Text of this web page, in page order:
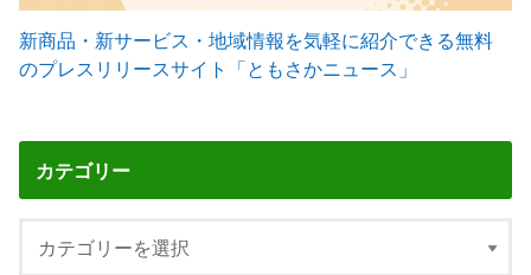
新商品・新サービス・地域情報を気軽に紹介できる無料
のプレスリリースサイト「ともさかニュース」
カテゴリー